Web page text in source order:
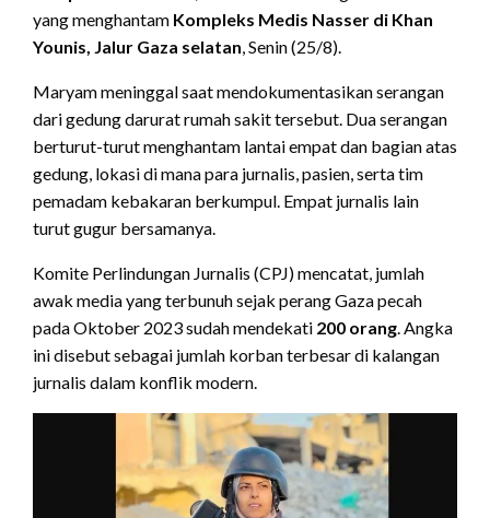
yang menghantam Kompleks Medis Nasser di Khan
Younis, Jalur Gaza selatan, Senin (25/8).
Maryam meninggal saat mendokumentasikan serangan
dari gedung darurat rumah sakit tersebut. Dua serangan
berturut-turut menghantam lantai empat dan bagian atas
gedung, lokasi di mana para jurnalis, pasien, serta tim
pemadam kebakaran berkumpul. Empat jurnalis lain
turut gugur bersamanya.
Komite Perlindungan Jurnalis (CPJ) mencatat, jumlah
awak media yang terbunuh sejak perang Gaza pecah
pada Oktober 2023 sudah mendekati 200 orang. Angka
ini disebut sebagai jumlah korban terbesar di kalangan
jurnalis dalam konflik modern.